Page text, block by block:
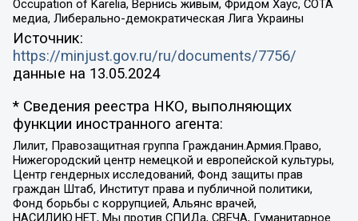
Occupation of Karelia, Вернись живым, Фридом Хаус, СОТА
медиа, Либерально-демократическая Лига Украины
Источник:
https://minjust.gov.ru/ru/documents/7756/
данные на 13.05.2024
* Сведения реестра НКО, выполняющих
функции иностранного агента:
Лилит, Правозащитная группа Гражданин.Армия.Право,
Нижегородский центр немецкой и европейской культуры,
Центр гендерных исследований, Фонд защиты прав
граждан Штаб, Институт права и публичной политики,
Фонд борьбы с коррупцией, Альянс врачей,
НАСИЛИЮ.НЕТ, Мы против СПИДа, СВЕЧА, Гуманитарное